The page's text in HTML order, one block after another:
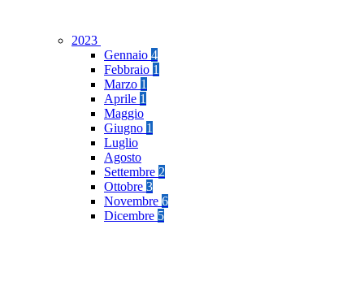
2023
Gennaio 4
Febbraio 1
Marzo 1
Aprile 1
Maggio
Giugno 1
Luglio
Agosto
Settembre 2
Ottobre 3
Novembre 6
Dicembre 5